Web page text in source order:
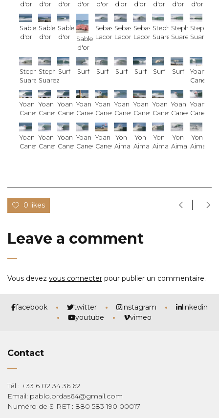
d'or
d'or
d'or
d'or
d'or
d'or
d'or
d'or
d'or
d'or
Sables
d'or
Sables
d'or
Sables
d'or
Sables
d'or
Sebastien
Lacombe
Sebastien
Lacombe
Sebastien
Lacombe
Stephane
Suarez
Stephane
Suarez
Stephane
Suarez
Stephane
Suarez
Stephane
Suarez
Surf Surf Surf Surf Surf Surf Surf
Yoan
Canevet
Yoan
Canevet
Yoan
Canevet
Yoan
Canevet
Yoan
Canevet
Yoan
Canevet
Yoan
Canevet
Yoan
Canevet
Yoan
Canevet
Yoan
Canevet
Yoan
Canevet
Yoan
Canevet
Yoan
Canevet
Yoan
Canevet
Yoan
Canevet
Yoan
Canevet
Yon
Aimar
Yon
Aimar
Yon
Aimar
Yon
Aimar
Yon
Aimar
0 likes
Leave a comment
Vous devez vous connecter pour publier un commentaire.
facebook twitter instagram
linkedin
youtube
vimeo
Contact
Tél : +33 6 02 34 36 62
Email: pablo.ordas64@gmail.com
Numéro de SIRET : 880 583 190 00017